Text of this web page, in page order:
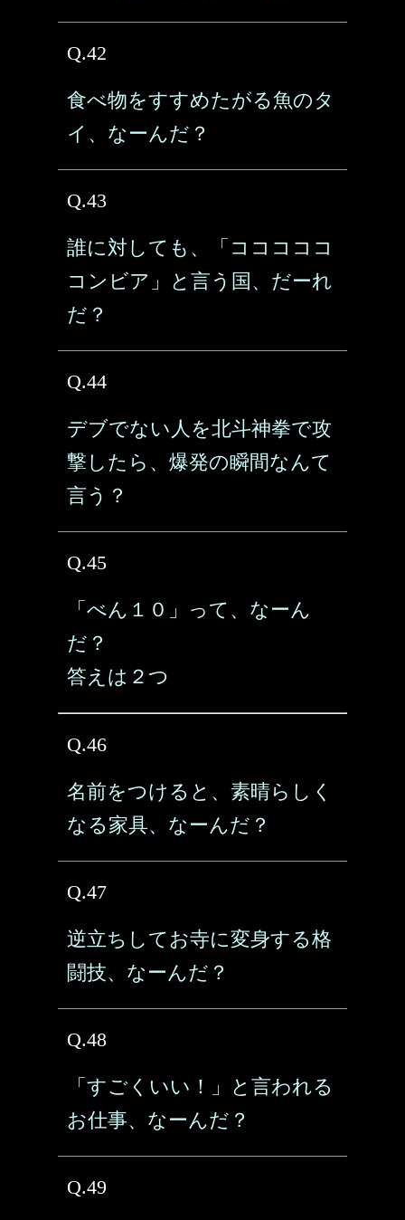
Q.42
食べ物をすすめたがる魚のタ
イ、なーんだ？
Q.43
誰に対しても、「コココココ
コンビア」と言う国、だーれ
だ？
Q.44
デブでない人を北斗神拳で攻
撃したら、爆発の瞬間なんて
言う？
Q.45
「べん１０」って、なーん
だ？
答えは２つ
Q.46
名前をつけると、素晴らしく
なる家具、なーんだ？
Q.47
逆立ちしてお寺に変身する格
闘技、なーんだ？
Q.48
「すごくいい！」と言われる
お仕事、なーんだ？
Q.49